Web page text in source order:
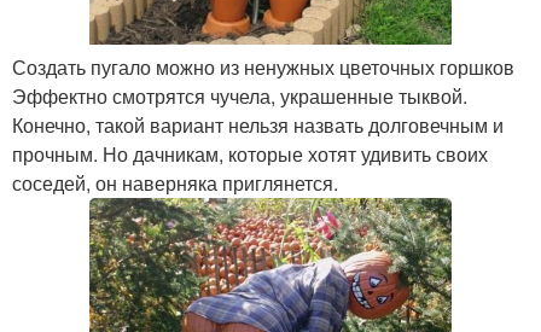
Создать пугало можно из ненужных цветочных горшков
Эффектно смотрятся чучела, украшенные тыквой.
Конечно, такой вариант нельзя назвать долговечным и
прочным. Но дачникам, которые хотят удивить своих
соседей, он наверняка приглянется.